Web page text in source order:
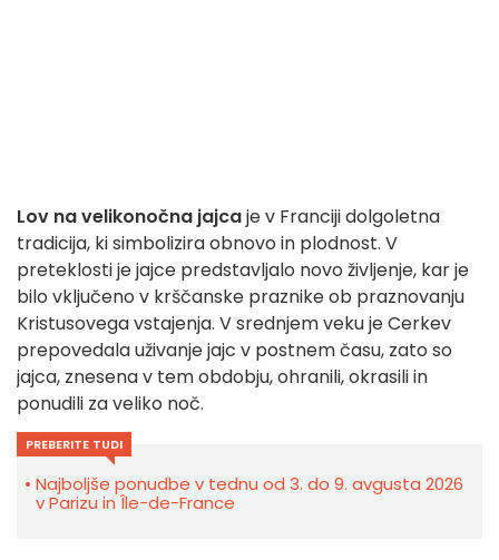
Lov na velikonočna jajcaje v Franciji dolgoletna
tradicija, ki simbolizira obnovo in plodnost. V
preteklosti je jajce predstavljalo novo življenje, kar je
bilo vključeno v krščanske praznike ob praznovanju
Kristusovega vstajenja. V srednjem veku je Cerkev
prepovedala uživanje jajc v postnem času, zato so
jajca, znesena v tem obdobju, ohranili, okrasili in
ponudili za veliko noč.
PREBERITE TUDI
Najboljše ponudbe v tednu od 3. do 9. avgusta 2026
v Parizu in Île-de-France